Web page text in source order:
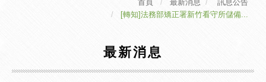
首頁 最新消息
訊息公告
[轉知]法務部矯正署新竹看守所儲備...
最新消息